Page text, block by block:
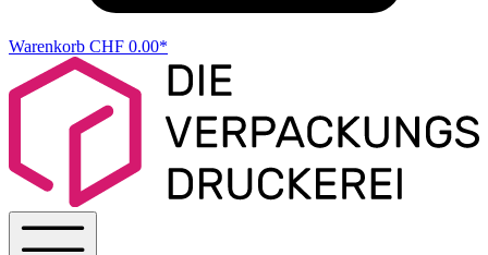
Warenkorb CHF 0.00*